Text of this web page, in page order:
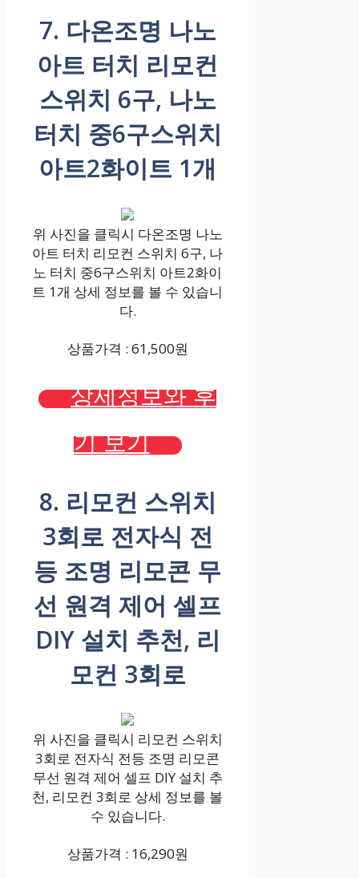
7. 다온조명 나노
아트 터치 리모컨
스위치 6구, 나노
터치 중6구스위치
아트2화이트 1개
위 사진을 클릭시 다온조명 나노
아트 터치 리모컨 스위치 6구, 나
노 터치 중6구스위치 아트2화이
트 1개 상세 정보를 볼 수 있습니
다.
상품가격 : 61,500원
상세정보와 후
기 보기
8. 리모컨 스위치
3회로 전자식 전
등 조명 리모콘 무
선 원격 제어 셀프
DIY 설치 추천, 리
모컨 3회로
위 사진을 클릭시 리모컨 스위치
3회로 전자식 전등 조명 리모콘
무선 원격 제어 셀프 DIY 설치 추
천, 리모컨 3회로 상세 정보를 볼
수 있습니다.
상품가격 : 16,290원